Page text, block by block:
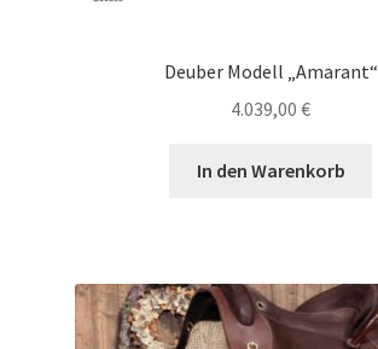
Deuber Modell „Amarant“
4.039,00 €
In den Warenkorb